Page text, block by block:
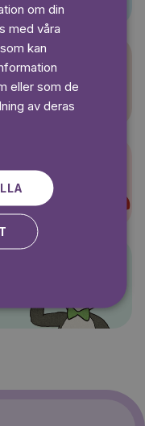
om din
med våra
kan
eller som de
av deras